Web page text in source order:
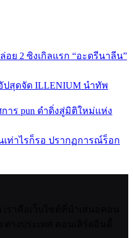
ย 2 ซิงเกิลแรก “อะดรีนาลีน”
อัปสุดจัด ILLENIUM นำทัพ
การ pun ดำดิ่งสู่มิติใหม่แห่ง
เท่าไรก็รอ ปรากฏการณ์ร็อก